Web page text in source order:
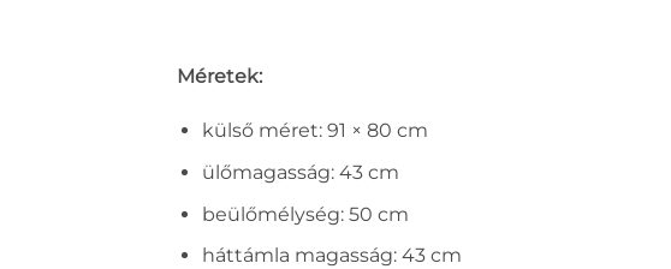
Méretek:
külső méret: 91 × 80 cm
ülőmagasság: 43 cm
beülőmélység: 50 cm
háttámla magasság: 43 cm